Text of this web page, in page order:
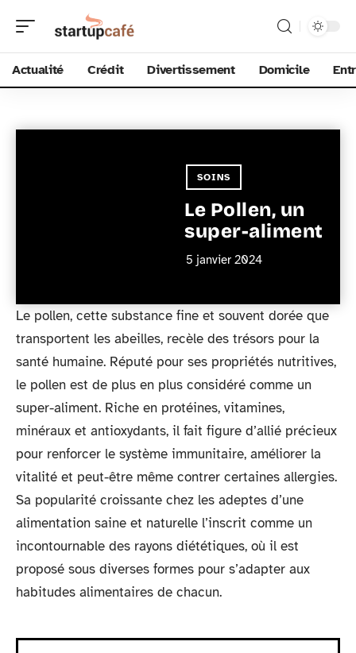
Actualité Crédit Divertissement Domicile
SOINS
Le Pollen, un
super-aliment
5 janvier 2024
Le pollen, cette substance fine et souvent dorée que
transportent les abeilles, recèle des trésors pour la
santé humaine. Réputé pour ses propriétés nutritives,
le pollen est de plus en plus considéré comme un
super-aliment. Riche en protéines, vitamines,
minéraux et antioxydants, il fait figure d’allié précieux
pour renforcer le système immunitaire, améliorer la
vitalité et peut-être même contrer certaines allergies.
Sa popularité croissante chez les adeptes d’une
alimentation saine et naturelle l’inscrit comme un
incontournable des rayons diététiques, où il est
proposé sous diverses formes pour s’adapter aux
habitudes alimentaires de chacun.